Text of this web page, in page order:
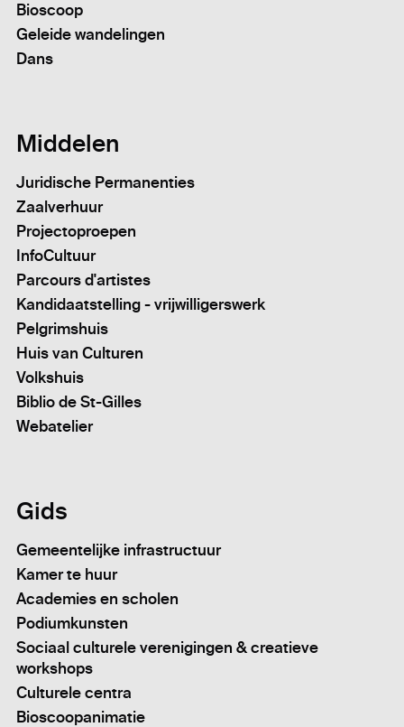
Bioscoop
Geleide wandelingen
Dans
Middelen
Juridische Permanenties
Zaalverhuur
Projectoproepen
InfoCultuur
Parcours d'artistes
Kandidaatstelling - vrijwilligerswerk
Pelgrimshuis
Huis van Culturen
Volkshuis
Biblio de St-Gilles
Webatelier
Gids
Gemeentelijke infrastructuur
Kamer te huur
Academies en scholen
Podiumkunsten
Sociaal culturele verenigingen & creatieve
workshops
Culturele centra
Bioscoopanimatie